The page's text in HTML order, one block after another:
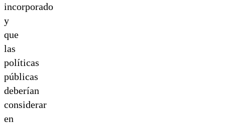
incorporado
y
que
las
políticas
públicas
deberían
considerar
en